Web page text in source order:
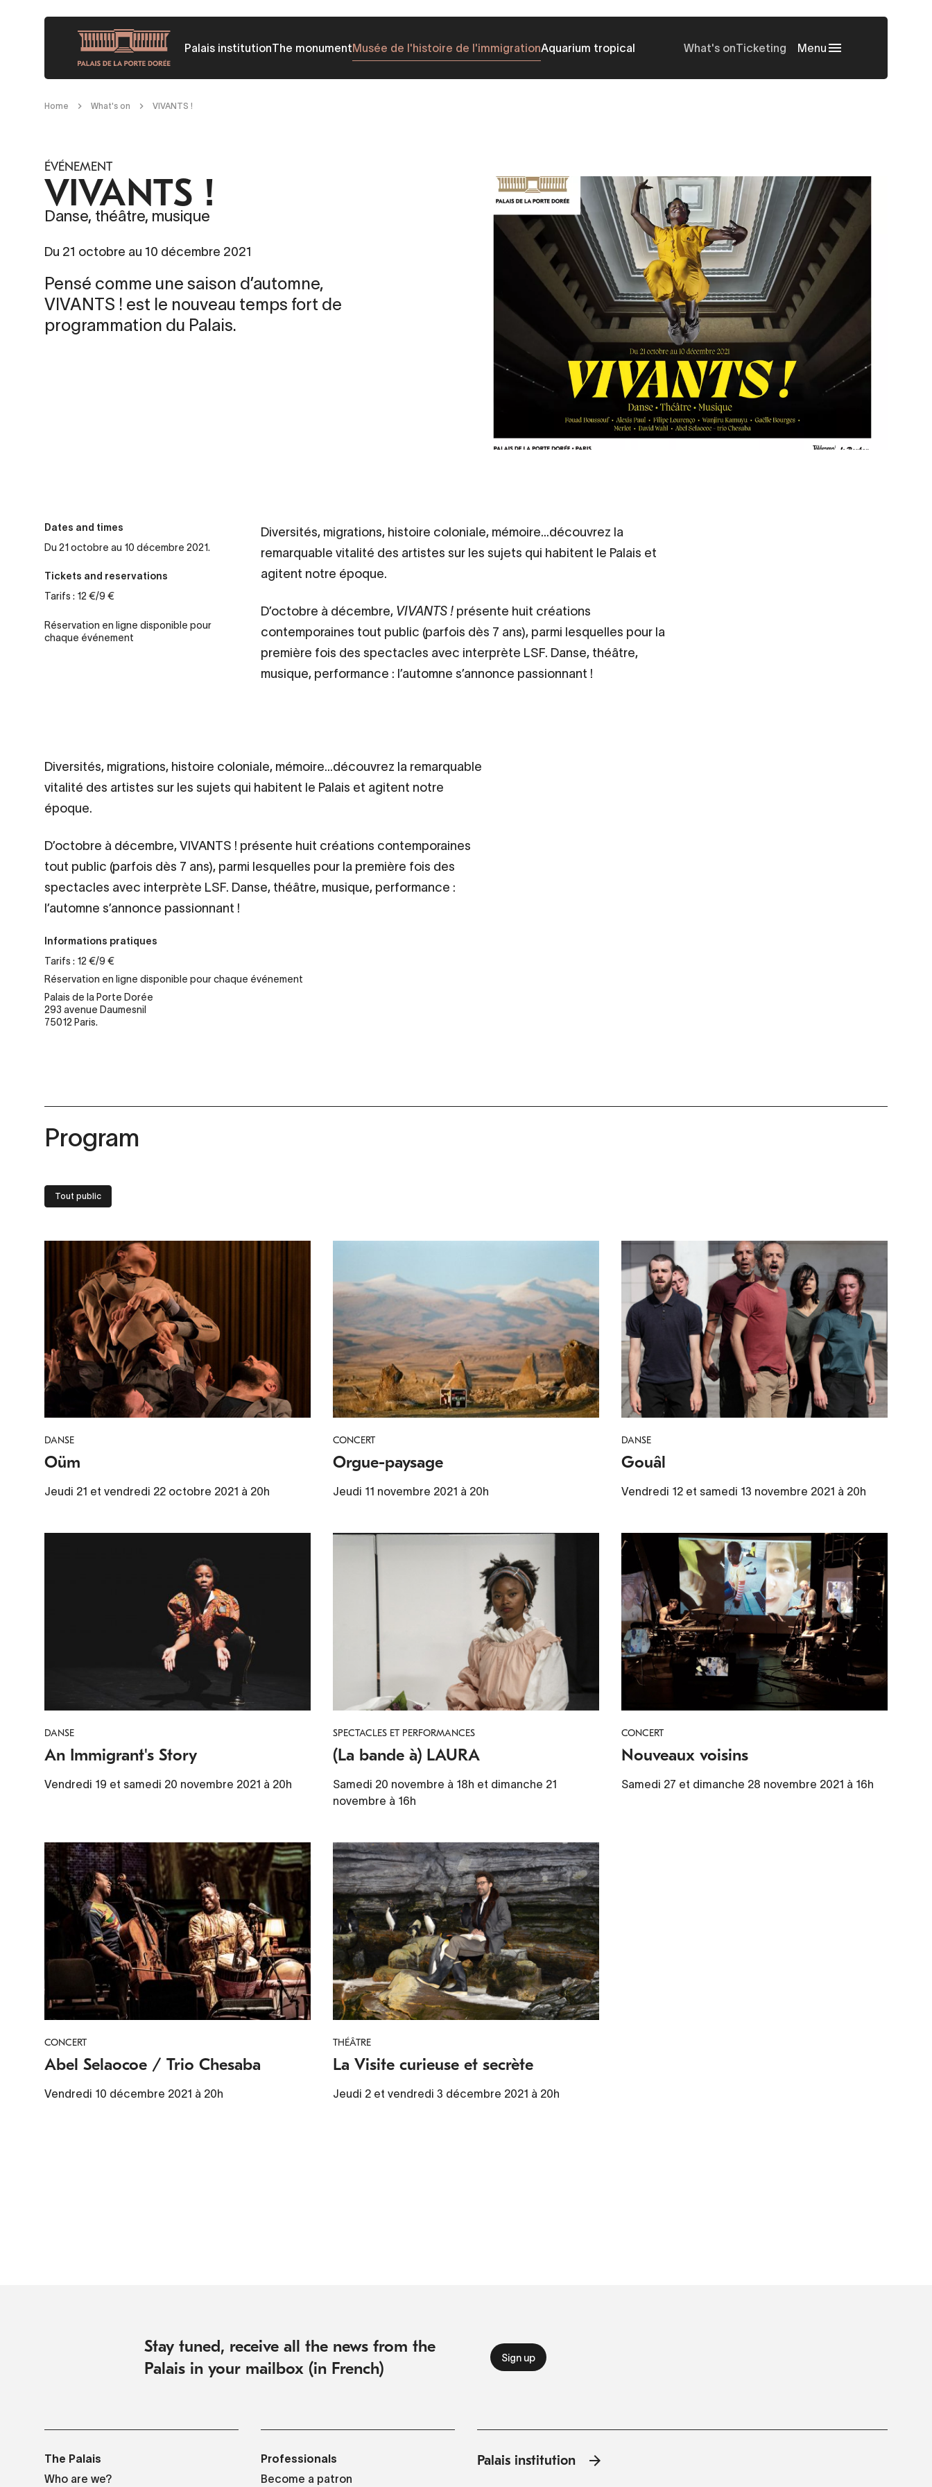
content
Palais institutionThe monumentMusée de l'histoire de l'immigrationAquarium tropical What's onTicketing Menu
Breadcrumb
Home What's on VIVANTS !
ÉVÉNEMENT
VIVANTS !
Danse, théâtre, musique
Du 21 octobre au 10 décembre 2021
Pensé comme une saison d’automne,
VIVANTS ! est le nouveau temps fort de
programmation du Palais.
Dates and times
Du 21 octobre au 10 décembre 2021.
Tickets and reservations
Tarifs : 12 €/9 €
Réservation en ligne disponible pour
chaque événement
Diversités, migrations, histoire coloniale, mémoire…découvrez la
remarquable vitalité des artistes sur les sujets qui habitent le Palais et
agitent notre époque.
D’octobre à décembre, VIVANTS ! présente huit créations
contemporaines tout public (parfois dès 7 ans), parmi lesquelles pour la
première fois des spectacles avec interprète LSF. Danse, théâtre,
musique, performance : l’automne s’annonce passionnant !
Contenu
d’origine
Diversités, migrations, histoire coloniale, mémoire…découvrez la remarquable
vitalité des artistes sur les sujets qui habitent le Palais et agitent notre
époque.
D’octobre à décembre, VIVANTS ! présente huit créations contemporaines
tout public (parfois dès 7 ans), parmi lesquelles pour la première fois des
spectacles avec interprète LSF. Danse, théâtre, musique, performance :
l’automne s’annonce passionnant !
Informations pratiques
Tarifs : 12 €/9 €
Réservation en ligne disponible pour chaque événement
Palais de la Porte Dorée
293 avenue Daumesnil
75012 Paris.
Program
Tout public
DANSE
Oüm
Jeudi 21 et vendredi 22 octobre 2021 à 20h
CONCERT
Orgue-paysage
Jeudi 11 novembre 2021 à 20h
DANSE
Gouâl
Vendredi 12 et samedi 13 novembre 2021 à 20h
DANSE
An Immigrant's Story
Vendredi 19 et samedi 20 novembre 2021 à 20h
SPECTACLES ET PERFORMANCES
(La bande à) LAURA
Samedi 20 novembre à 18h et dimanche 21
novembre à 16h
CONCERT
Nouveaux voisins
Samedi 27 et dimanche 28 novembre 2021 à 16h
CONCERT
Abel Selaocoe / Trio Chesaba
Vendredi 10 décembre 2021 à 20h
THÉÂTRE
La Visite curieuse et secrète
Jeudi 2 et vendredi 3 décembre 2021 à 20h
Stay tuned, receive all the news from the
Palais in your mailbox (in French)
The Palais
Who are we?
Professionals
Become a patron
Palais institution